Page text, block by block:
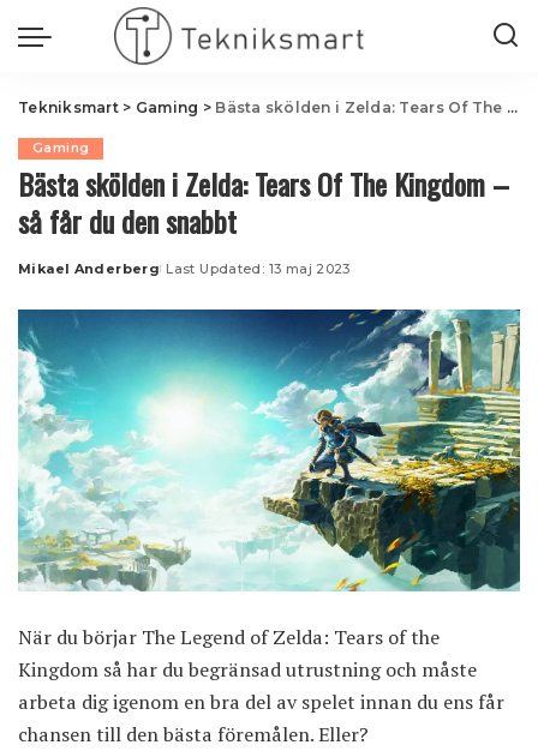
Tekniksmart> Gaming > Bästa skölden i Zelda: Tears Of The Kingdom – så får du den snabbt
Gaming
Bästa skölden i Zelda: Tears Of The Kingdom –
så får du den snabbt
Posted
Mikael Anderberg Last Updated: 13 maj 2023
När du börjar The Legend of Zelda: Tears of the
Kingdom så har du begränsad utrustning och måste
arbeta dig igenom en bra del av spelet innan du ens får
chansen till den bästa föremålen. Eller?